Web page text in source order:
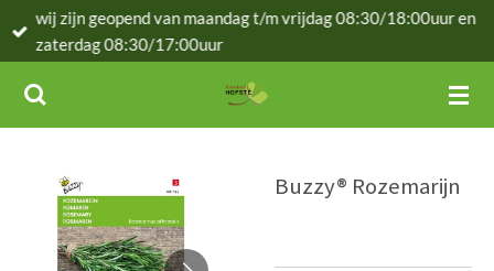
Ga
direct
de
hoofdinhoud
wij zijn geopend van maandag t/m vrijdag 08:30/18:00uur en
zaterdag 08:30/17:00uur
Buzzy® Rozemarijn